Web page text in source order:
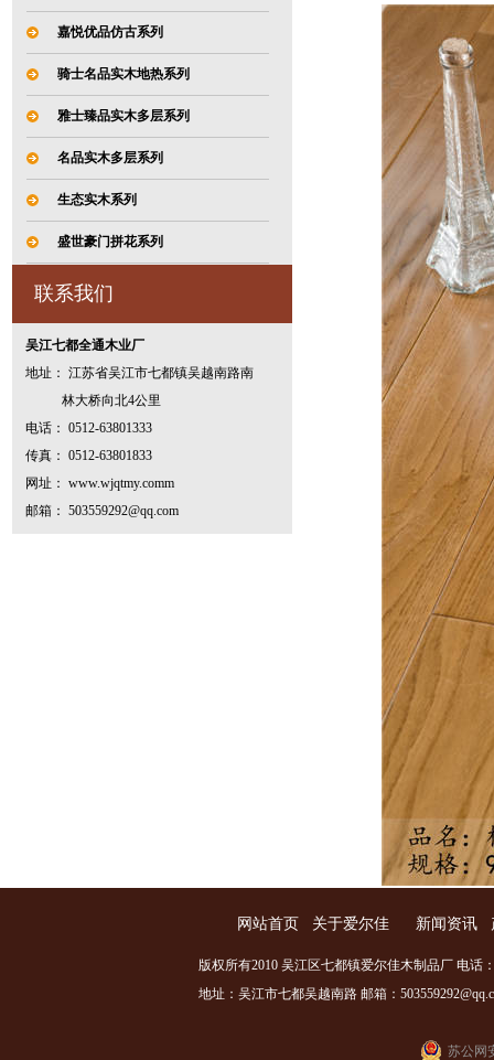
嘉悦优品仿古系列
骑士名品实木地热系列
雅士臻品实木多层系列
名品实木多层系列
生态实木系列
盛世豪门拼花系列
联系我们
吴江七都全通木业厂
地址： 江苏省吴江市七都镇吴越南路南
林大桥向北4公里
电话： 0512-63801333
传真： 0512-63801833
网址： www.wjqtmy.comm
邮箱： 503559292@qq.com
网站首页 关于爱尔佳 新闻资讯
版权所有2010 吴江区七都镇爱尔佳木制品厂 电话
地址：吴江市七都吴越南路 邮箱：
苏公网